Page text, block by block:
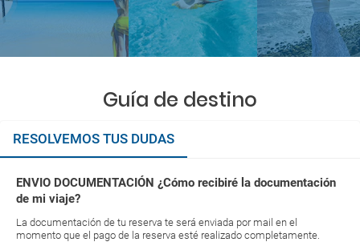
Guía de destino
RESOLVEMOS TUS DUDAS
ENVIO DOCUMENTACIÓN ¿Cómo recibiré la documentación
de mi viaje?
La documentación de tu reserva te será enviada por mail en el
momento que el pago de la reserva esté realizado completamente.